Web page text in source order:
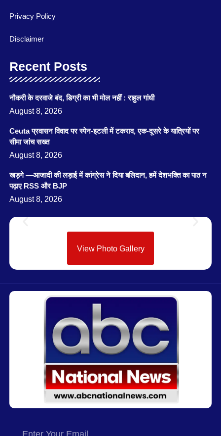
Privacy Policy
Disclaimer
Recent Posts
नौकरी के दरवाजे बंद, डिग्री का भी मोल नहीं : राहुल गांधी
August 8, 2026
Ceuta प्रवासन विवाद पर स्पेन-इटली में टकराव, एक-दूसरे के यात्रियों पर
सीमा जांच सख्त
August 8, 2026
खड़गे —आजादी की लड़ाई में कांग्रेस ने दिया बलिदान, हमें देशभक्ति का पाठ न
पढ़ाए RSS और BJP
August 8, 2026
View Photo Gallery